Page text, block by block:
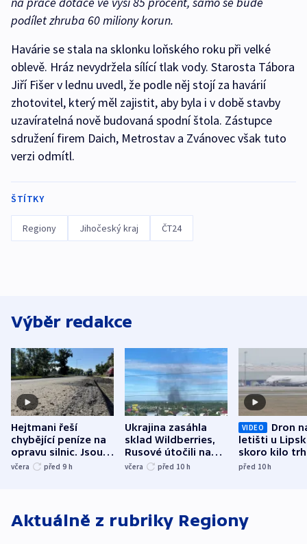
podílet zhruba 60 miliony korun.
Havárie se stala na sklonku loňského roku při velké
oblevě. Hráz nevydržela sílící tlak vody. Starosta Tábora
Jiří Fišer v lednu uvedl, že podle něj stojí za havárií
zhotovitel, který měl zajistit, aby byla i v době stavby
uzavíratelná nově budovaná spodní štola. Zástupce
sdružení firem Daich, Metrostav a Zvánovec však tuto
verzi odmítl.
ŠTÍTKY
Regiony Jihočeský kraj ČT24
Výběr redakce
Hejtmani řeší
chybějící peníze na
opravu silnic. Jsou
nenárokové, namítá
včera před 9 h
Ukrajina zasáhla
sklad Wildberries,
Rusové útočili na
trh, hasiče či
včera před 10 h
VIDEO
Dron
letišti u
skoro kilo
indicie
před 10h
Aktuálně z rubriky Regiony